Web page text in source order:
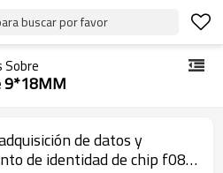
buscar por favor
Sobre
9*18MM
de datos y
de identidad de chip f08